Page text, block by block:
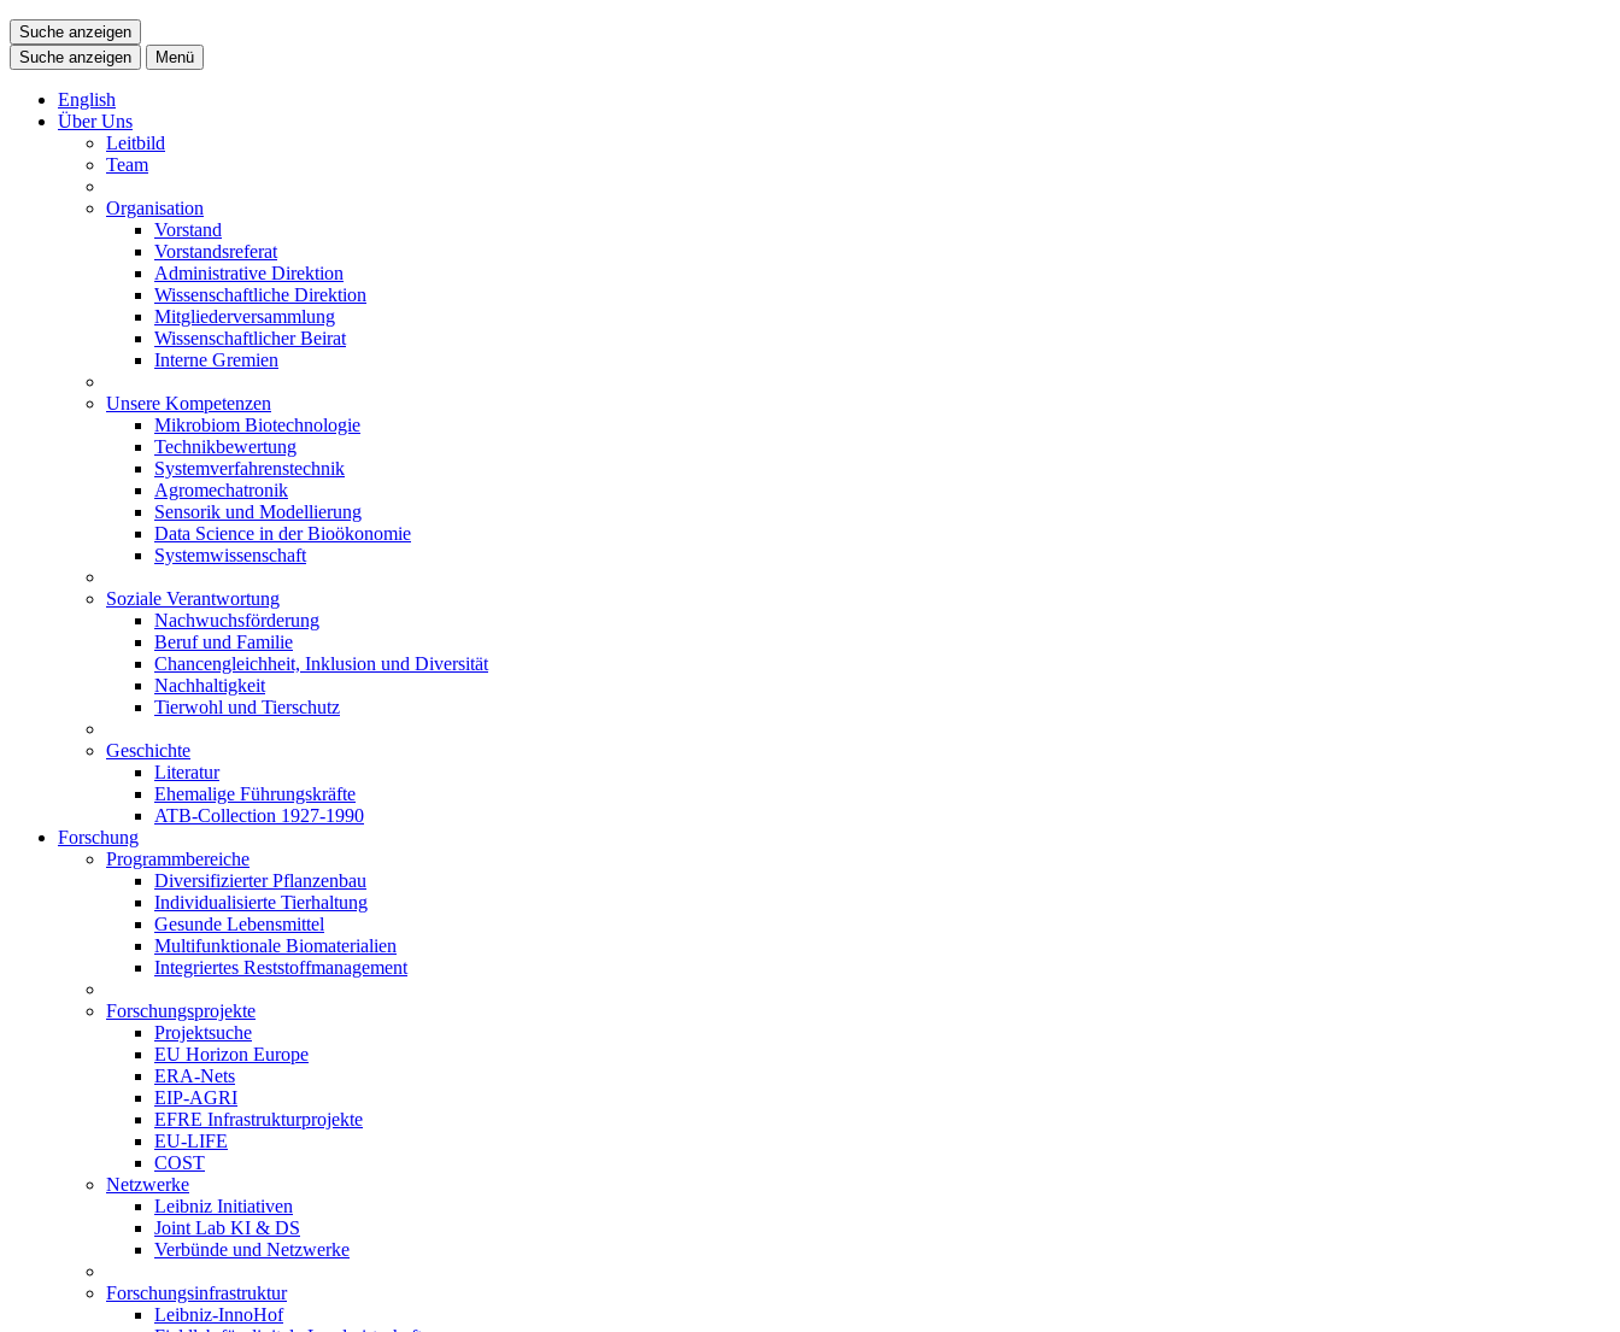
Suche anzeigen
Suche anzeigen
Menü
English
Über Uns
Leitbild
Team
Organisation
Vorstand
Vorstandsreferat
Administrative Direktion
Wissenschaftliche Direktion
Mitgliederversammlung
Wissenschaftlicher Beirat
Interne Gremien
Unsere Kompetenzen
Mikrobiom Biotechnologie
Technikbewertung
Systemverfahrenstechnik
Agromechatronik
Sensorik und Modellierung
Data Science in der Bioökonomie
Systemwissenschaft
Soziale Verantwortung
Nachwuchsförderung
Beruf und Familie
Chancengleichheit, Inklusion und Diversität
Nachhaltigkeit
Tierwohl und Tierschutz
Geschichte
Literatur
Ehemalige Führungskräfte
ATB-Collection 1927-1990
Forschung
Programmbereiche
Diversifizierter Pflanzenbau
Individualisierte Tierhaltung
Gesunde Lebensmittel
Multifunktionale Biomaterialien
Integriertes Reststoffmanagement
Forschungsprojekte
Projektsuche
EU Horizon Europe
ERA-Nets
EIP-AGRI
EFRE Infrastrukturprojekte
EU-LIFE
COST
Netzwerke
Leibniz Initiativen
Joint Lab KI & DS
Verbünde und Netzwerke
Forschungsinfrastruktur
Leibniz-InnoHof